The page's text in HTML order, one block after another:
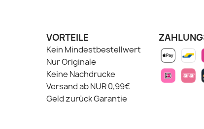
VORTEILE
Kein Mindestbestellwert
Nur Originale
Keine Nachdrucke
Versand ab NUR 0,99€
Geld zurück Garantie